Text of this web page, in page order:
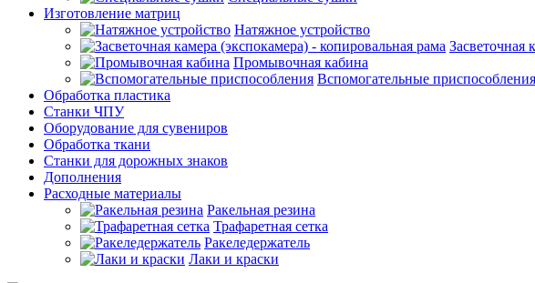
Изготовление матриц
Натяжное устройство
Засветочная
Промывочная кабина
Вспомогательные приспособления
Обработка пластика
Станки ЧПУ
Оборудование для сувениров
Обработка ткани
Станки для дорожных знаков
Дополнения
Расходные материалы
Ракельная резина
Трафаретная сетка
Ракеледержатель
Лаки и краски